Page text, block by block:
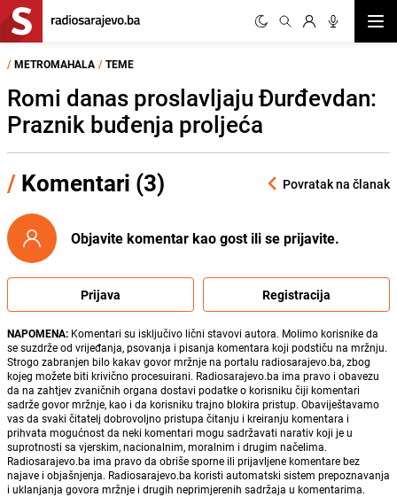
/ METROMAHALA / TEME
Romi danas proslavljaju Đurđevdan:
Praznik buđenja proljeća
/ Komentari (3) Povratak na članak
Objavite komentar kao gost ili se prijavite.
Prijava Registracija
NAPOMENA: Komentari su isključivo lični stavovi autora. Molimo korisnike da
se suzdrže od vrijeđanja, psovanja i pisanja komentara koji podstiču na mržnju.
Strogo zabranjen bilo kakav govor mržnje na portalu radiosarajevo.ba, zbog
kojeg možete biti krivično procesuirani. Radiosarajevo.ba ima pravo i obavezu
da na zahtjev zvaničnih organa dostavi podatke o korisniku čiji komentari
sadrže govor mržnje, kao i da korisniku trajno blokira pristup. Obaviještavamo
vas da svaki čitatelj dobrovoljno pristupa čitanju i kreiranju komentara i
prihvata mogućnost da neki komentari mogu sadržavati narativ koji je u
suprotnosti sa vjerskim, nacionalnim, moralnim i drugim načelima.
Radiosarajevo.ba ima pravo da obriše sporne ili prijavljene komentare bez
najave i objašnjenja. Radiosarajevo.ba koristi automatski sistem prepoznavanja
i uklanjanja govora mržnje i drugih neprimjerenih sadržaja u komentarima.